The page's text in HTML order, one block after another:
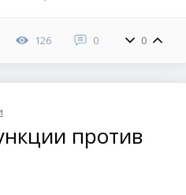
126 0 0
против